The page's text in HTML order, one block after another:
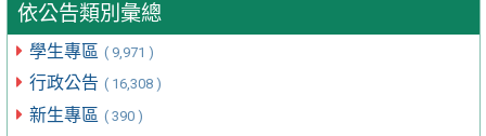
依公告類別彙總
學生專區 ( 9,971 )
行政公告 ( 16,308 )
新生專區 ( 390 )